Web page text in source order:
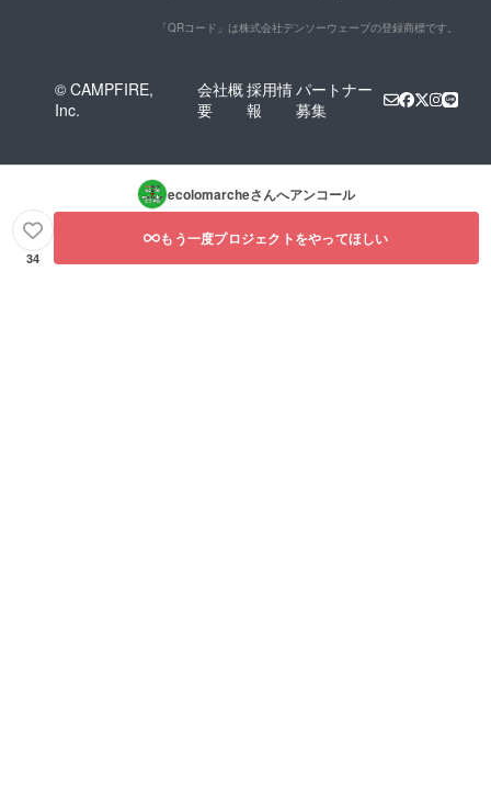
なく、
作り上
げるイ
また、
はでき
「QRコード」は株式会社デンソーウェーブの登録商標です。
© CAMPFIRE,
Inc.
会社概
要
採用情
報
パートナー
募集
ecolomarcheさんへアンコール
34
もう一度プロジェクトをやってほしい